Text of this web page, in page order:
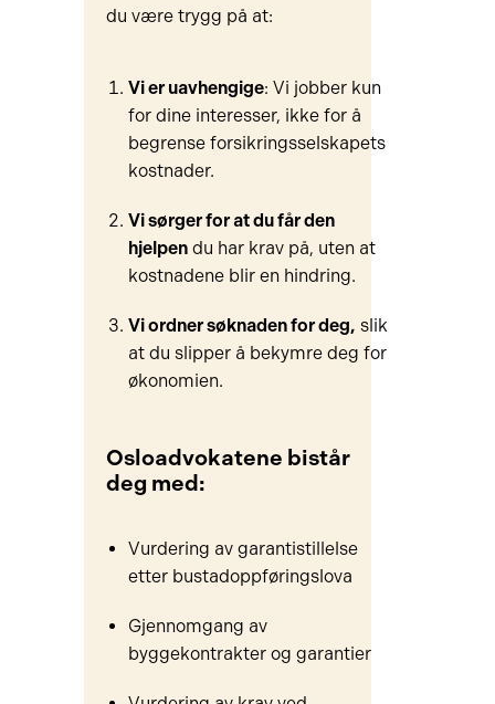
du være trygg på at:
Vi er uavhengige: Vi jobber kun
for dine interesser, ikke for å
begrense forsikringsselskapets
kostnader.
Vi sørger for at du får den
hjelpendu har krav på, uten at
kostnadene blir en hindring.
Vi ordner søknaden for deg, slik
at du slipper å bekymre deg for
økonomien.
Osloadvokatene bistår
deg med:
Vurdering av garantistillelse
etter bustadoppføringslova
Gjennomgang av
byggekontrakter og garantier